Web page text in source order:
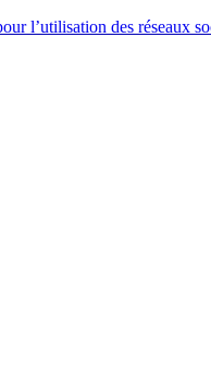
l’utilisation des réseaux